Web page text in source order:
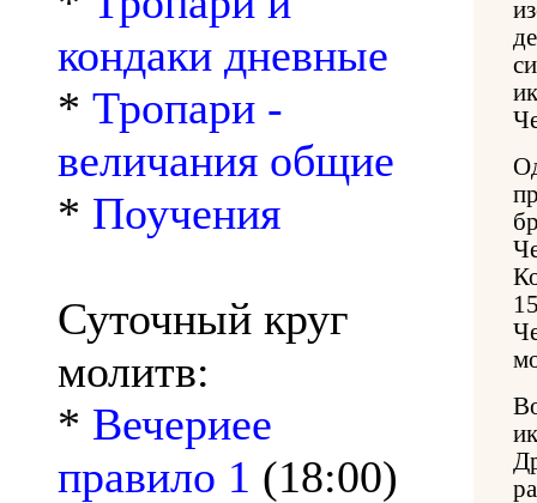
кондаки дневные
* Тропари -
величания общие
* Поучения
Суточный круг
молитв:
* Вечериее
правило 1 (18:00)